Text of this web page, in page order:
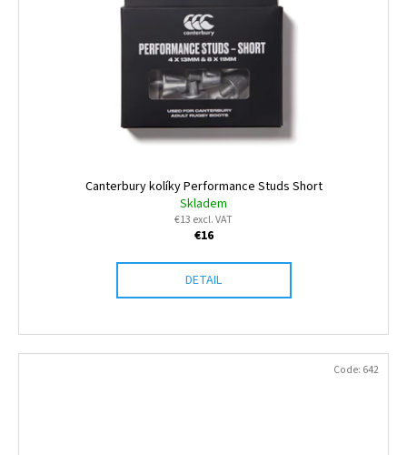
Canterbury kolíky Performance Studs Short
Skladem
€13 excl. VAT
€16
DETAIL
Code: 642